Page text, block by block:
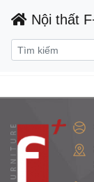
Nội thất